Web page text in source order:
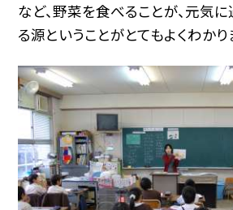
など、野菜を食べることが、元気
る源ということがとてもよくわかり